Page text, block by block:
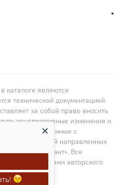
являются
технической документацией.
за собой право вносить
конструктивные изменения и
ГОСТа, связанные с
и технологий направленных
ООО «Гарант». Все
объектами авторского